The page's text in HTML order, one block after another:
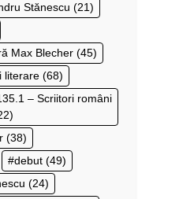
Stănescu (21)
Max Blecher (45)
literare (68)
– Scriitori români
(38)
debut (49)
(24)